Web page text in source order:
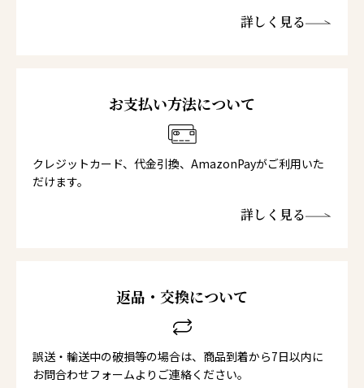
詳しく見る
お支払い方法について
クレジットカード、代金引換、AmazonPayがご利用いた
だけます。
詳しく見る
返品・交換について
誤送・輸送中の破損等の場合は、商品到着から7日以内に
お問合わせフォームよりご連絡ください。